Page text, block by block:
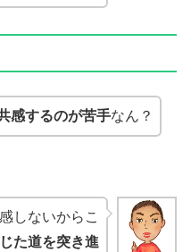
感するのが苦手なん？
しないからこ
た道を突き進